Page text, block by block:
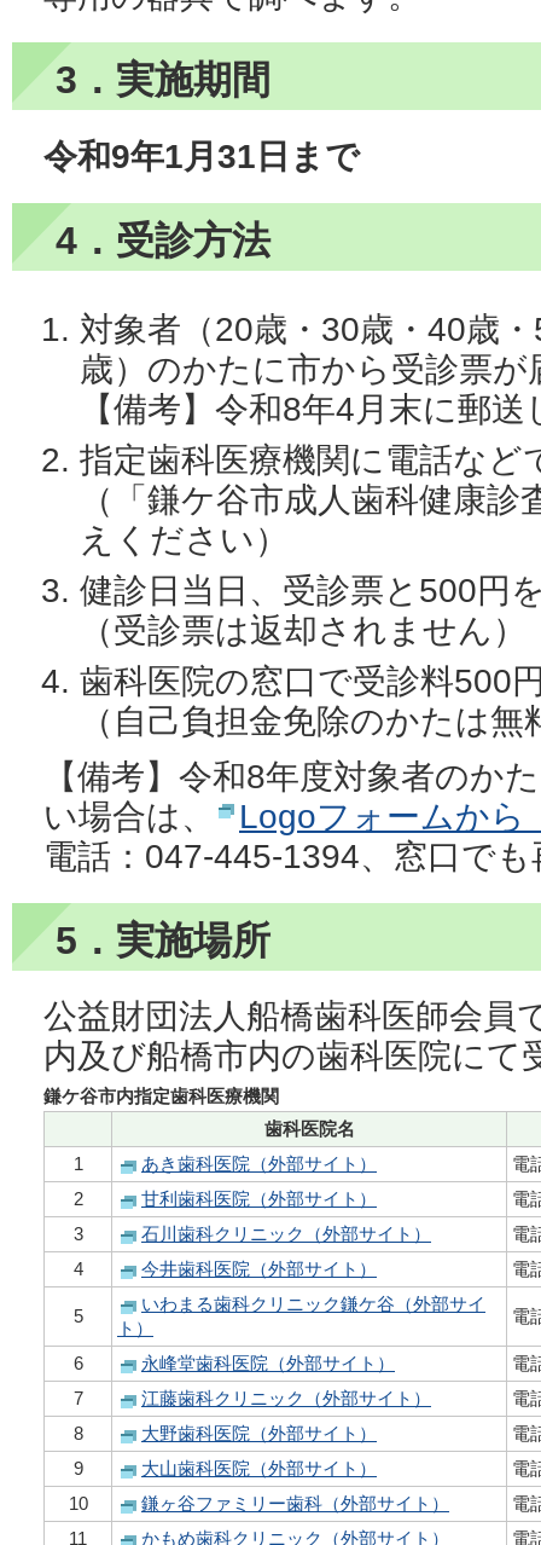
3．実施期間
令和9年1月31日まで
4．受診方法
対象者（20歳・30歳・40歳
歳）のかたに市から受診票が
【備考】令和8年4月末に郵
指定歯科医療機関に電話など
（「鎌ケ谷市成人歯科健康
えください）
健診日当日、受診票と500円
（受診票は返却されません）
歯科医院の窓口で受診料500
（自己負担金免除のかたは無
【備考】令和8年度対象者のか
い場合は、
Logoフォームから
電話：047-445-1394、窓口で
5．実施場所
公益財団法人船橋歯科医師会員
内及び船橋市内の歯科医院にて
鎌ケ谷市内指定歯科医療機関
歯科医院名
1
あき歯科医院（外部サイト）
電
2
甘利歯科医院（外部サイト）
電
3
石川歯科クリニック（外部サイト）
電
4
今井歯科医院（外部サイト） 電
5
いわまる歯科クリニック鎌ケ谷（外部サイ
ト）
電
6 永峰堂歯科医院（外部サイト）
電
7
江藤歯科クリニック（外部サイト）
電
8
大野歯科医院（外部サイト）
電
9
大山歯科医院（外部サイト）
電
10
鎌ヶ谷ファミリー歯科（外部サイト）
電
11
かもめ歯科クリニック（外部サイト） 電